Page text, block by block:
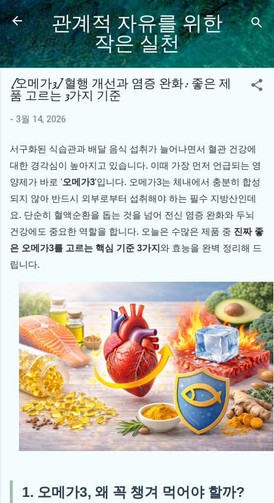
기본 콘텐츠로 건너뛰기
관계적 자유를 위한
작은 실천
[오메가3] 혈행 개선과 염증 완화: 좋은 제
품 고르는 3가지 기준
- 3월 14, 2026
서구화된 식습관과 배달 음식 섭취가 늘어나면서 혈관 건강에
대한 경각심이 높아지고 있습니다. 이때 가장 먼저 언급되는 영
양제가 바로 '오메가3'입니다. 오메가3는 체내에서 충분히 합성
되지 않아 반드시 외부로부터 섭취해야 하는 필수 지방산인데
요. 단순히 혈액순환을 돕는 것을 넘어 전신 염증 완화와 두뇌
건강에도 중요한 역할을 합니다. 오늘은 수많은 제품 중 진짜 좋
은 오메가3를 고르는 핵심 기준 3가지와 효능을 완벽 정리해 드
립니다.
1. 오메가3, 왜 꼭 챙겨 먹어야 할까?